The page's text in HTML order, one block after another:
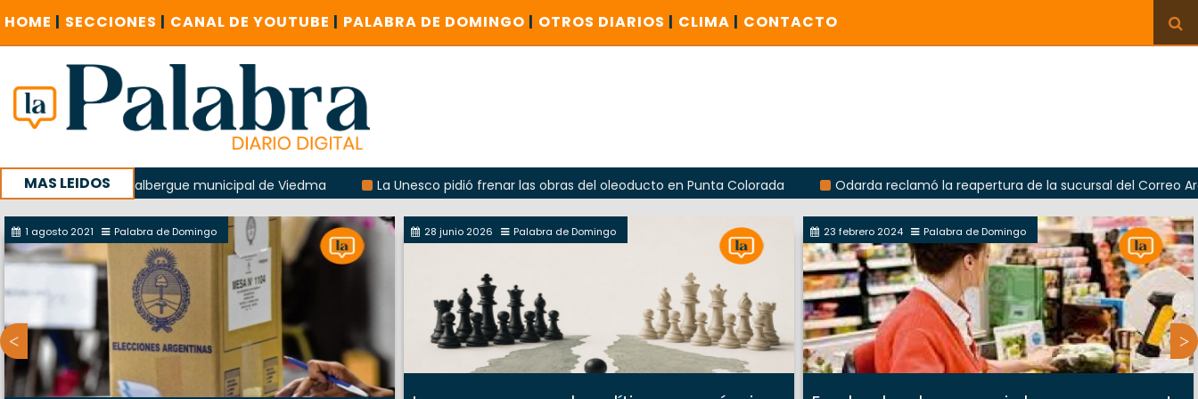
HOME | SECCIONES | CANAL DE YOUTUBE | PALABRA DE DOMINGO | OTROS DIARIOS | CLIMA | CONTACTO
MAS LEIDOS
del albergue municipal de Viedma La Unesco pidió frenar las obras del oleoducto en Punta Colorada
Odarda reclamó la reapertura de la sucursal del Correo Argentino
un encuentro provincial en Roca
1 agosto 2021 Palabra de Domingo 28 junio 2026 Palabra de Domingo 23 febrero 2024 Palabra de Domingo